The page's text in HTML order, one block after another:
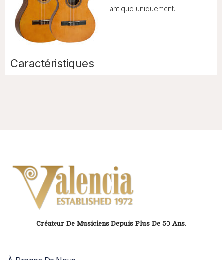
antique uniquement.
Caractéristiques
Créateur De Musiciens Depuis Plus De 50 Ans.